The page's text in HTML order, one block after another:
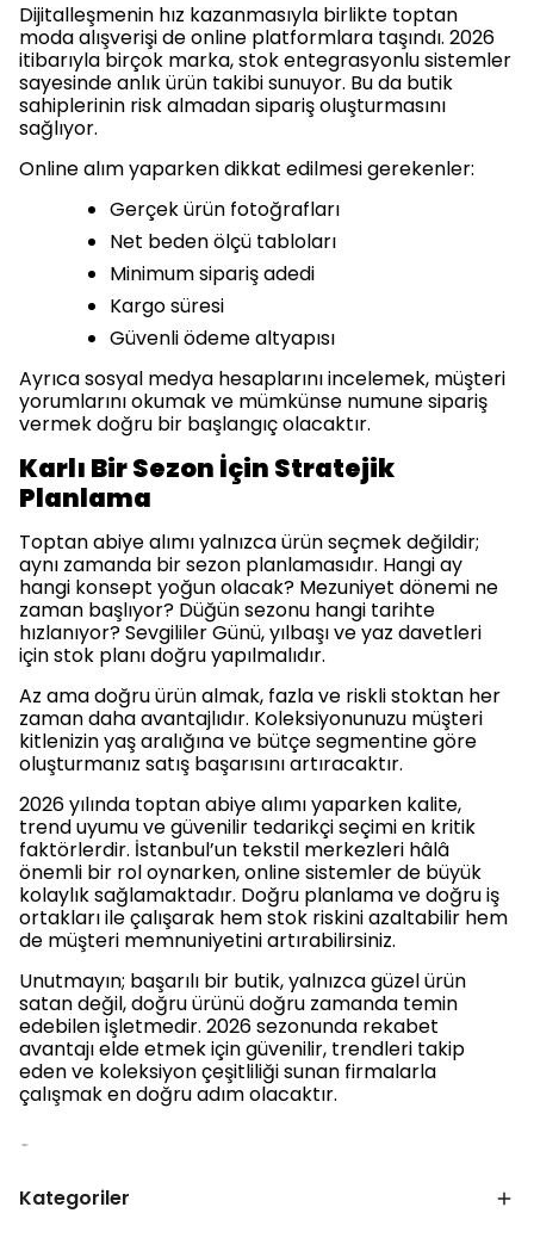
Dijitalleşmenin hız kazanmasıyla birlikte toptan
moda alışverişi de online platformlara taşındı. 2026
itibarıyla birçok marka, stok entegrasyonlu sistemler
sayesinde anlık ürün takibi sunuyor. Bu da butik
sahiplerinin risk almadan sipariş oluşturmasını
sağlıyor.
Online alım yaparken dikkat edilmesi gerekenler:
Gerçek ürün fotoğrafları
Net beden ölçü tabloları
Minimum sipariş adedi
Kargo süresi
Güvenli ödeme altyapısı
Ayrıca sosyal medya hesaplarını incelemek, müşteri
yorumlarını okumak ve mümkünse numune sipariş
vermek doğru bir başlangıç olacaktır.
Karlı Bir Sezon İçin Stratejik
Planlama
Toptan abiye alımı yalnızca ürün seçmek değildir;
aynı zamanda bir sezon planlamasıdır. Hangi ay
hangi konsept yoğun olacak? Mezuniyet dönemi ne
zaman başlıyor? Düğün sezonu hangi tarihte
hızlanıyor? Sevgililer Günü, yılbaşı ve yaz davetleri
için stok planı doğru yapılmalıdır.
Az ama doğru ürün almak, fazla ve riskli stoktan her
zaman daha avantajlıdır. Koleksiyonunuzu müşteri
kitlenizin yaş aralığına ve bütçe segmentine göre
oluşturmanız satış başarısını artıracaktır.
2026 yılında toptan abiye alımı yaparken kalite,
trend uyumu ve güvenilir tedarikçi seçimi en kritik
faktörlerdir. İstanbul’un tekstil merkezleri hâlâ
önemli bir rol oynarken, online sistemler de büyük
kolaylık sağlamaktadır. Doğru planlama ve doğru iş
ortakları ile çalışarak hem stok riskini azaltabilir hem
de müşteri memnuniyetini artırabilirsiniz.
Unutmayın; başarılı bir butik, yalnızca güzel ürün
satan değil, doğru ürünü doğru zamanda temin
edebilen işletmedir. 2026 sezonunda rekabet
avantajı elde etmek için güvenilir, trendleri takip
eden ve koleksiyon çeşitliliği sunan firmalarla
çalışmak en doğru adım olacaktır.
Kategoriler